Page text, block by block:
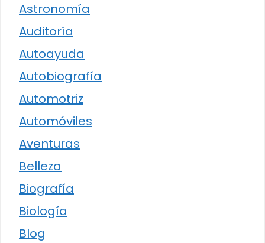
Astronomía
Auditoría
Autoayuda
Autobiografía
Automotriz
Automóviles
Aventuras
Belleza
Biografía
Biología
Blog